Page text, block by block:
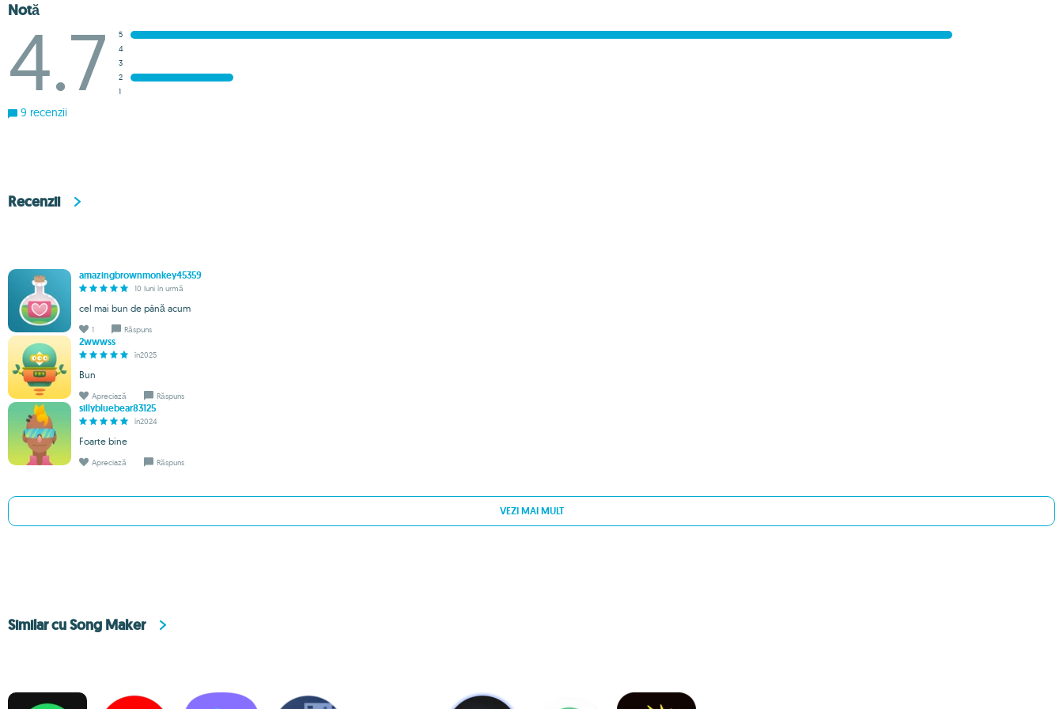
Notă
4.7
5
4
3
2
1
9 recenzii
Recenzii
amazingbrownmonkey45359
10 luni în urmă
cel mai bun de până acum
1 Răspuns
2wwwss
în2025
Bun
Apreciază Răspuns
sillybluebear83125
în2024
Foarte bine
Apreciază Răspuns
VEZI MAI MULT
Similar cu Song Maker